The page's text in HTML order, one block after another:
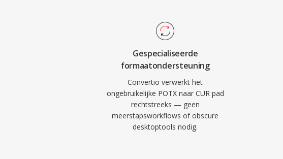
Gespecialiseerde
formaatondersteuning
Convertio verwerkt het
ongebruikelijke POTX naar CUR pad
rechtstreeks — geen
meerstapsworkflows of obscure
desktoptools nodig.